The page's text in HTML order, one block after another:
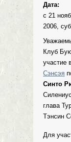
Дата:
с 21
2006,
Клуб
участие
Сэнсэя
Синто
глава
Тэнсин
Для